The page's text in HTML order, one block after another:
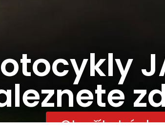
Otevřít